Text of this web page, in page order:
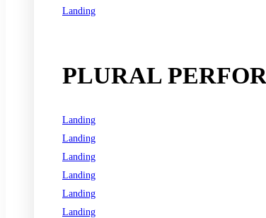
Landing
PLURAL
Landing
Landing
Landing
Landing
Landing
Landing